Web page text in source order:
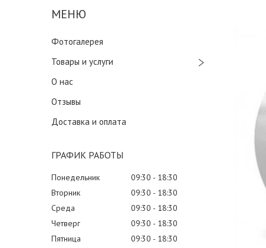
Фотогалерея
Товары и услуги
О нас
Отзывы
Доставка и оплата
ГРАФИК РАБОТЫ
Понедельник 09:30
18:30
Вторник
09:30
18:30
Среда
09:30
18:30
Четверг
09:30
18:30
Пятница
09:30
18:30